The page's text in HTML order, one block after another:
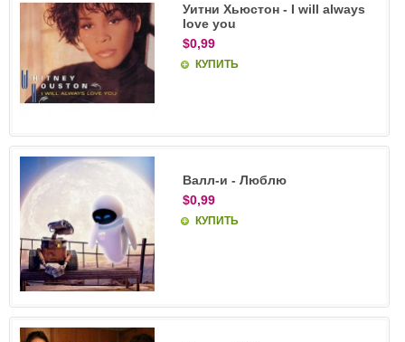
Уитни Хьюстон - I will always
love you
$0,99
КУПИТЬ
Валл-и - Люблю
$0,99
КУПИТЬ